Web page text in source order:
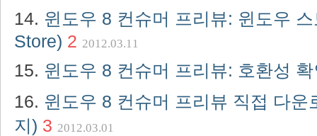
윈도우 8 컨슈머 프리뷰: 윈도우
Store) 2 2012.03.11
윈도우 8 컨슈머 프리뷰: 호환성
윈도우 8 컨슈머 프리뷰 직접 다운
지) 3 2012.03.01